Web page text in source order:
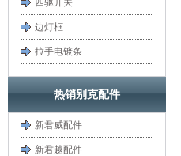
四驱开关
边灯框
拉手电镀条
热销别克配件
新君威配件
新君越配件